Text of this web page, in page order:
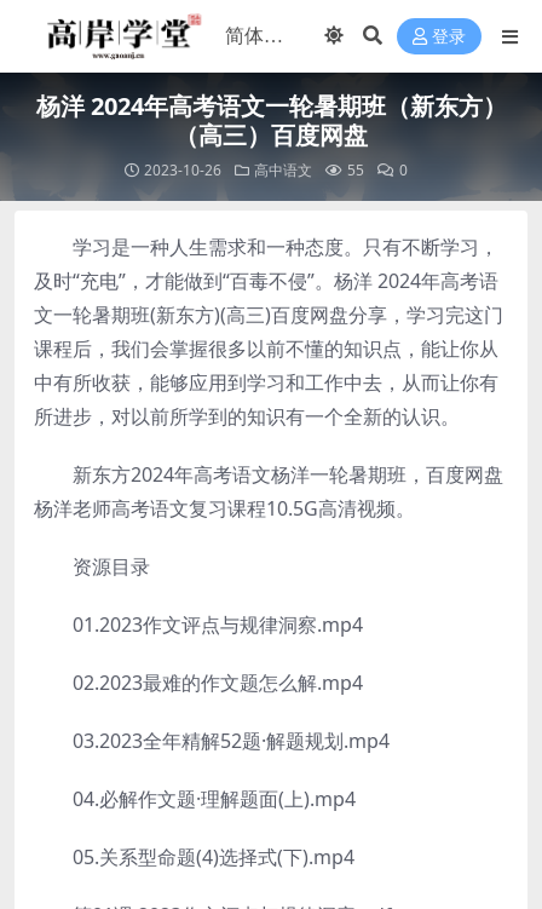
登录
杨洋 2024年高考语文一轮暑期班（新东方）
（高三）百度网盘
2023-10-26 高中语文 55 0
学习是一种人生需求和一种态度。只有不断学习，
及时“充电”，才能做到“百毒不侵”。杨洋 2024年高考语
文一轮暑期班(新东方)(高三)百度网盘分享，学习完这门
课程后，我们会掌握很多以前不懂的知识点，能让你从
中有所收获，能够应用到学习和工作中去，从而让你有
所进步，对以前所学到的知识有一个全新的认识。
新东方2024年高考语文杨洋一轮暑期班，百度网盘
杨洋老师高考语文复习课程10.5G高清视频。
资源目录
01.2023作文评点与规律洞察.mp4
02.2023最难的作文题怎么解.mp4
03.2023全年精解52题·解题规划.mp4
04.必解作文题·理解题面(上).mp4
05.关系型命题(4)选择式(下).mp4